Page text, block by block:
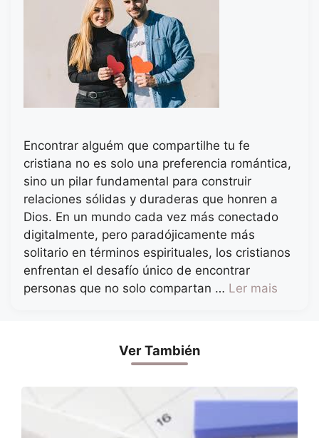
Encontrar alguém que compartilhe tu fe
cristiana no es solo una preferencia romántica,
sino un pilar fundamental para construir
relaciones sólidas y duraderas que honren a
Dios. En un mundo cada vez más conectado
digitalmente, pero paradójicamente más
solitario en términos espirituales, los cristianos
enfrentan el desafío único de encontrar
personas que no solo compartan … Ler mais
Ver También